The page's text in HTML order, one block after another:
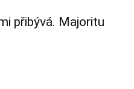
přibývá. Majoritu